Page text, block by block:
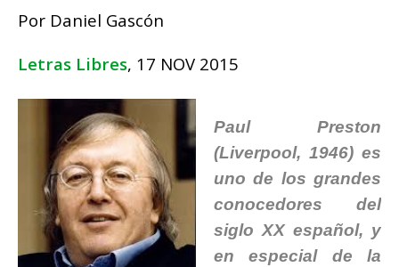
Por Daniel Gascón
Letras Libres, 17 NOV 2015
Paul Preston
(Liverpool, 1946) es
uno de los grandes
conocedores del
siglo XX español, y
en especial de la